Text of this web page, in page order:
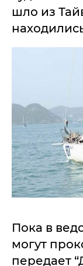
шло из
Пока в
могут
передает